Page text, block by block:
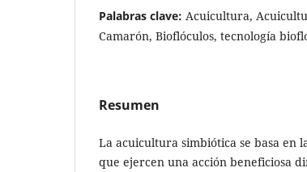
Palabras clave: Acuicultura,
Camarón, Bioflóculos, tecnología
Resumen
La acuicultura simbiótica se basa en
que ejercen una acción beneficiosa